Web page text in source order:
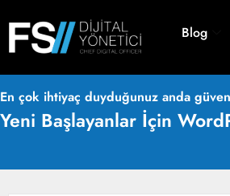
Blog
En çok ihtiyaç duyduğunuz anda
Yeni Başlayanlar İçin